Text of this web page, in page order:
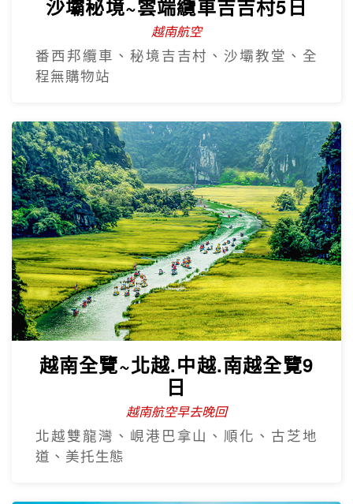
沙壩秘境~雲端纜車吉吉村5日
越南航空
番西邦纜車、秘境吉吉村、沙壩教堂、全
程無購物站
越南全覽~北越.中越.南越全覽9
日
越南航空早去晚回
北越雙龍灣、峴港巴拿山、順化、古芝地
道、美托生態